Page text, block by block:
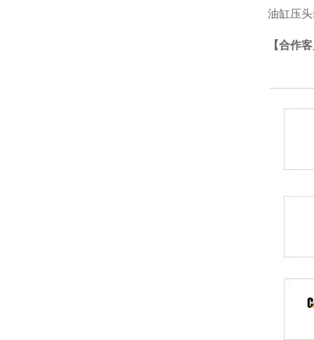
油缸压
【合作